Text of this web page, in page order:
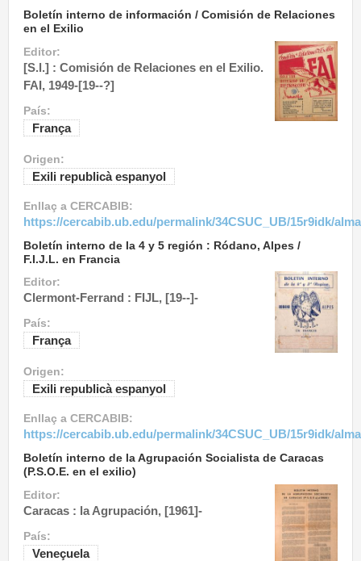
Boletín interno de información / Comisión de Relaciones
en el Exilio
Editor:
[S.l.] : Comisión de Relaciones en el Exilio.
FAI, 1949-[19--?]
País:
França
Origen:
Exili republicà espanyol
Enllaç a CERCABIB:
https://cercabib.ub.edu/permalink/34CSUC_UB/15r9idk/
Boletín interno de la 4 y 5 región : Ródano, Alpes /
F.I.J.L. en Francia
Editor:
Clermont-Ferrand : FIJL, [19--]-
País:
França
Origen:
Exili republicà espanyol
Enllaç a CERCABIB:
https://cercabib.ub.edu/permalink/34CSUC_UB/15r9idk/
Boletín interno de la Agrupación Socialista de Caracas
(P.S.O.E. en el exilio)
Editor:
Caracas : la Agrupación, [1961]-
País:
Veneçuela